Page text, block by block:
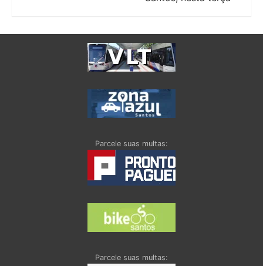
Parcele suas multas:
Parcele suas multas: